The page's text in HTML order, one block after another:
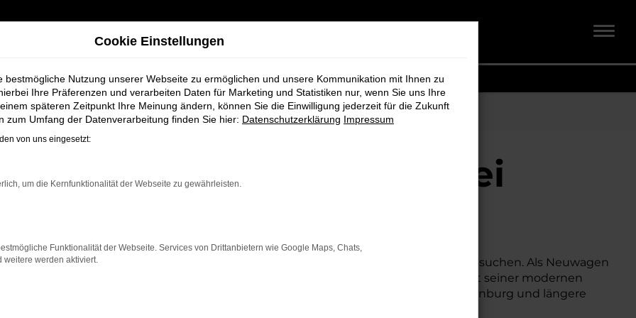
bei Schmidt + Koch
für Oldenburg bei
für Oldenburg ein hochwertiges Fahrzeug zu einem besonders attraktiven Preis suchen. Als Neuwagen
Vorteile eines neuen Fahrzeugs, jedoch zu deutlich besseren Konditionen. Mit seiner modernen
Sicherheitsfeatures ist der Polo die ideale Lösung für den Stadtverkehr für Oldenburg und längere
Cookie Einstellungen
bestmögliche Nutzung unserer Webseite zu ermöglichen und unsere Kommunikation mit Ihnen zu
Ihre Präferenzen und verarbeiten Daten für Marketing und Statistiken nur, wenn Sie uns Ihre
späteren Zeitpunkt Ihre Meinung ändern, können Sie die Einwilligung jederzeit für die Zukunft
zum Umfang der Datenverarbeitung finden Sie hier: Datenschutzerklärung Impressum
von uns eingesetzt:
um die Kernfunktionalität der Webseite zu gewährleisten.
Funktionalität der Webseite. Services von Drittanbietern wie Google Maps, Chats,
weitere werden aktiviert.